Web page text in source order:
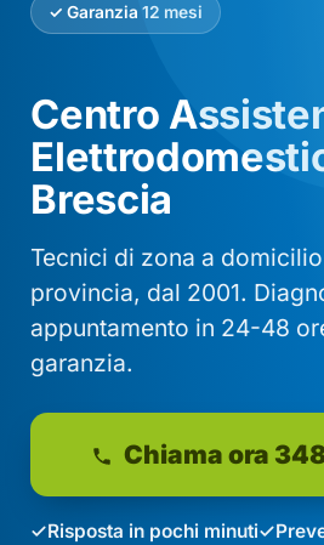
✓ Garanzia 12 mesi
Centro
Brescia
Tecnici di zona a
provincia, dal 2001.
appuntamento in 24-48
garanzia.
Chiama ora
Risposta in pochi minuti